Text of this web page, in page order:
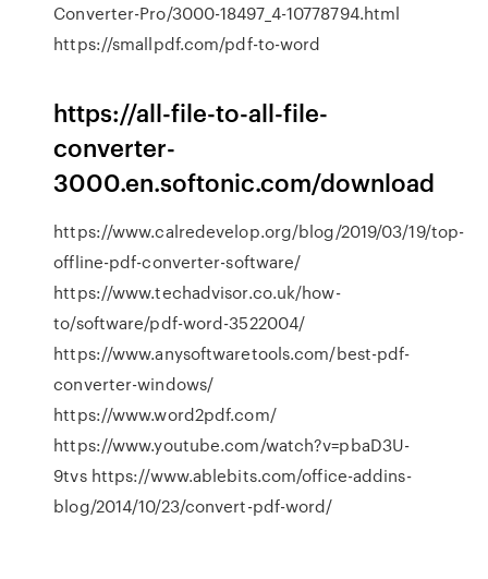
Converter-Pro/3000-18497_4-10778794.html
https://smallpdf.com/pdf-to-word
https://all-file-to-all-file-
converter-
3000.en.softonic.com/download
https://www.calredevelop.org/blog/2019/03/19/top-
offline-pdf-converter-software/
https://www.techadvisor.co.uk/how-
to/software/pdf-word-3522004/
https://www.anysoftwaretools.com/best-pdf-
converter-windows/
https://www.word2pdf.com/
https://www.youtube.com/watch?v=pbaD3U-
9tvs https://www.ablebits.com/office-addins-
blog/2014/10/23/convert-pdf-word/